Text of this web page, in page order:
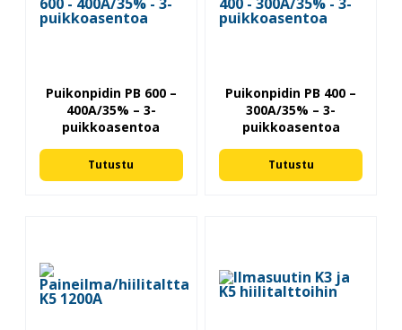
Puikonpidin PB 600 –
400A/35% – 3-
puikkoasentoa
Tutustu
Puikonpidin PB 400 –
300A/35% – 3-
puikkoasentoa
Tutustu